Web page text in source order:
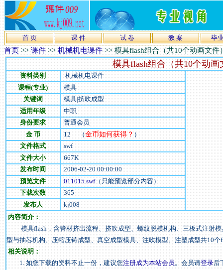
首 页 课 件 试 卷 教 案 毕
首页>>课件>>机械机电课件>>模具flash组合（共10个动画文件
模具flash组合（共10个动画
资料类别
机械机电课件
课程(专业)
模具
关键词
模具|挤吹成型
适用年级
中职
身份要求
普通会员
金 币
12（金币如何获得？）
文件格式
swf
文件大小
667K
发布时间
2006-02-20 00:00:00
预览文件
011015.swf（只能预览部分内容）
下载次数
365
发布人
kj008
内容简介：
模具flash，含管材挤出流程、挤吹成型、螺纹脱模机构、三板式注射模
型与抽芯机构、压缩压铸成型、真空成型模具、注吹模型、注塑成型共10个
相关说明：
1. 如您下载的资料不止一份，建议您注册成为本站会员。会员请登录后